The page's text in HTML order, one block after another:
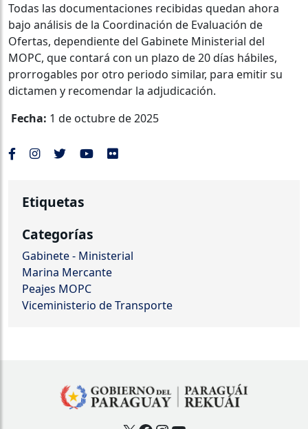
Todas las documentaciones recibidas quedan ahora
bajo análisis de la Coordinación de Evaluación de
Ofertas, dependiente del Gabinete Ministerial del
MOPC, que contará con un plazo de 20 días hábiles,
prorrogables por otro periodo similar, para emitir su
dictamen y recomendar la adjudicación.
Fecha: 1 de octubre de 2025
Etiquetas
Categorías
Gabinete - Ministerial
Marina Mercante
Peajes MOPC
Viceministerio de Transporte